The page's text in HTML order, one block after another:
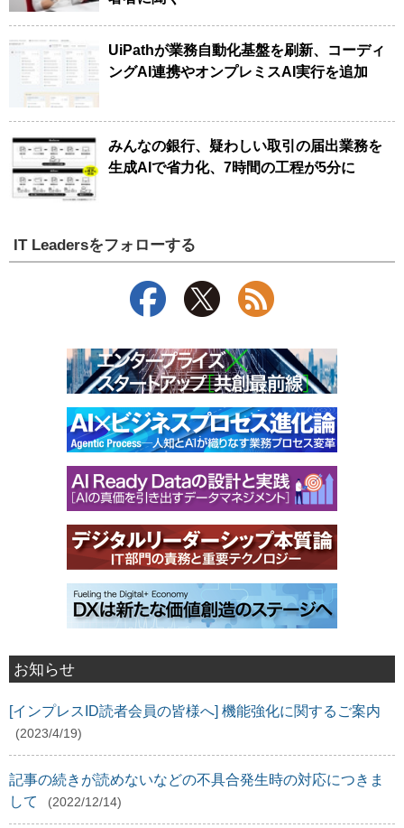
UiPathが業務自動化基盤を刷新、コーディ
ングAI連携やオンプレミスAI実行を追加
みんなの銀行、疑わしい取引の届出業務を
生成AIで省力化、7時間の工程が5分に
IT Leadersをフォローする
お知らせ
[インプレスID読者会員の皆様へ] 機能強化に関するご案内
(2023/4/19)
記事の続きが読めないなどの不具合発生時の対応につきま
して
(2022/12/14)